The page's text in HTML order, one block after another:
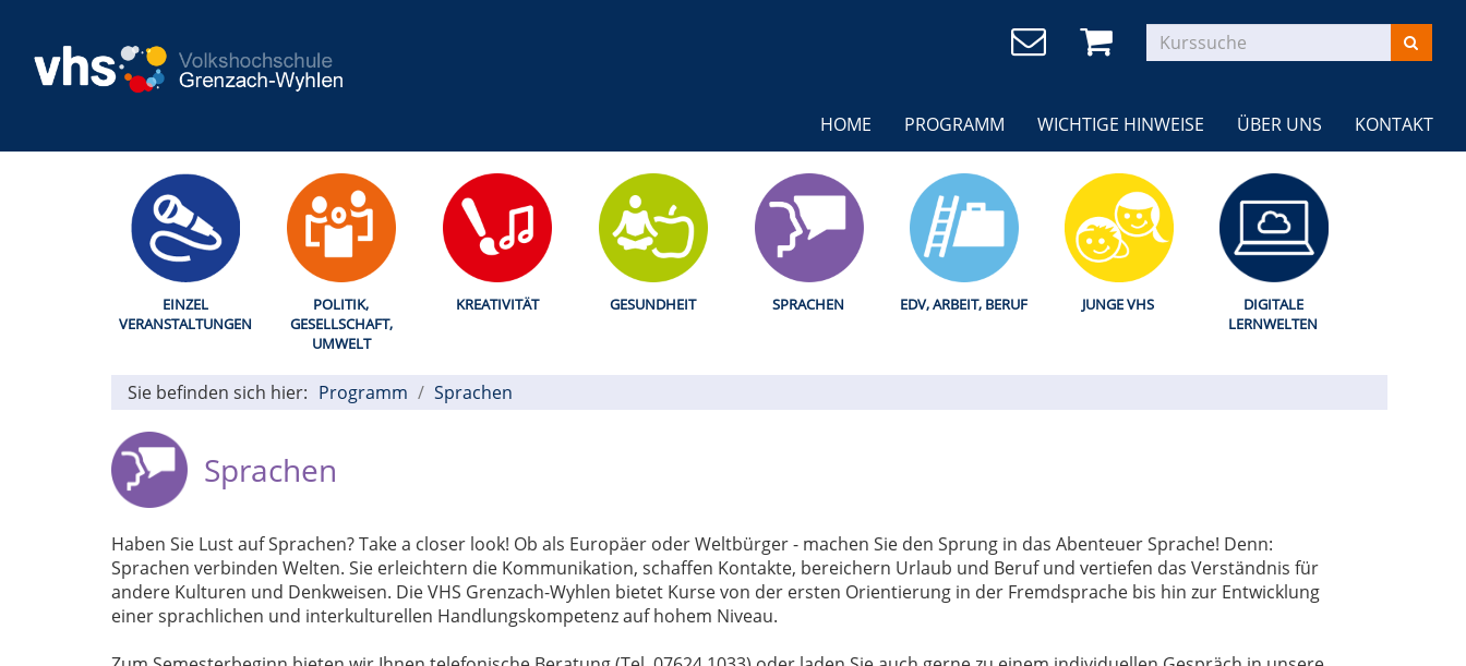
HOME PROGRAMM WICHTIGE HINWEISE ÜBER UNS KONTAKT
EINZEL
VERANSTALTUNGEN
POLITIK,
GESELLSCHAFT,
UMWELT
KREATIVITÄT GESUNDHEIT SPRACHEN EDV, ARBEIT, BERUF JUNGE VHS
DIGITALE
LERNWELTEN
Sie befinden sich hier: Programm Sprachen
Sprachen
Haben Sie Lust auf Sprachen? Take a closer look! Ob als Europäer oder Weltbürger - machen Sie den Sprung in das Abenteuer Sprache! Denn:
Sprachen verbinden Welten. Sie erleichtern die Kommunikation, schaffen Kontakte, bereichern Urlaub und Beruf und vertiefen das Verständnis für
andere Kulturen und Denkweisen. Die VHS Grenzach-Wyhlen bietet Kurse von der ersten Orientierung in der Fremdsprache bis hin zur Entwicklung
einer sprachlichen und interkulturellen Handlungskompetenz auf hohem Niveau.